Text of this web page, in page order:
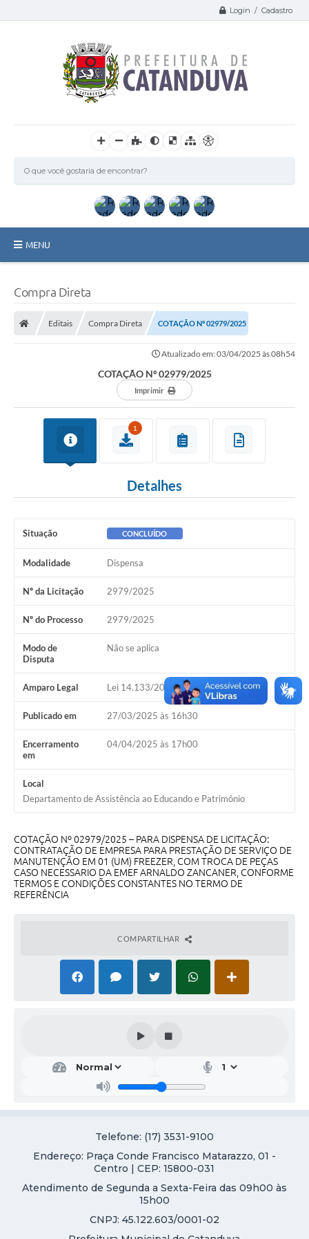
Login / Cadastro
MENU
Galeria de Fotos
Arquivos para Download
Carta de Serviços
Notícias
Projetos
Links
SIC
Diário Oficial
Contato
Compra Direta
Editais Compra Direta COTAÇÃO Nº 02979/2025
Atualizado em: 03/04/2025 às 08h54
COTAÇÃO Nº 02979/2025
Imprimir
1
Detalhes
Situação CONCLUÍDO
Modalidade Dispensa
Nº da Licitação 2979/2025
Nº do Processo 2979/2025
Modo de
Disputa
Não se aplica
Amparo Legal Lei 14.133/2021, Art 75, II
Publicado em 27/03/2025 às 16h30
Encerramento
em
04/04/2025 às 17h00
Local
Departamento de Assistência ao Educando e Patrimônio
COTAÇÃO Nº 02979/2025 – PARA DISPENSA DE LICITAÇÃO:
CONTRATAÇÃO DE EMPRESA PARA PRESTAÇÃO DE SERVIÇO DE
MANUTENÇÃO EM 01 (UM) FREEZER, COM TROCA DE PEÇAS
CASO NECESSARIO DA EMEF ARNALDO ZANCANER, CONFORME
TERMOS E CONDIÇÕES CONSTANTES NO TERMO DE
REFERÊNCIA
COMPARTILHAR
Telefone: (17) 3531-9100
Endereço: Praça Conde Francisco Matarazzo, 01 -
Centro | CEP: 15800-031
Atendimento de Segunda a Sexta-Feira das 09h00 às
15h00
CNPJ: 45.122.603/0001-02